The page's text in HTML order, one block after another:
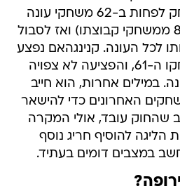
בחריג, שחקן חייב לשחק לפחות ב-62 משחקי עונה
סדירה (ולפחות ב-85% ממשחקי קבוצתו) ואז לסבול
לכל העונה. קנינגהאם נפצע
חמש דקות בתוך משחקו ה-61, והפציעה לא צפויה
במילים אחרות, הוא חייב
האחרונים כדי להישאר
שהחוק עובד, אולי המקרה
הליגה להוסיף חריג נוסף
במצבים דומים בעתיד.